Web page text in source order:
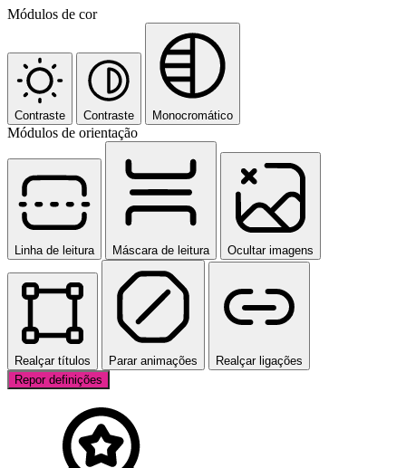
Módulos de cor
Contraste Contraste Monocromático
Módulos de orientação
Linha de leitura Máscara de leitura Ocultar imagens
Realçar títulos Parar animações
Realçar ligações
Repor definições